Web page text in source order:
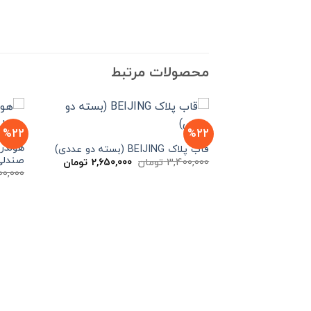
محصولات مرتبط
%22
قاب پلاک BEIJING (بسته دو عددی)
3,400,000 تومان قیمت
اصلی
2,650,000 تومان
2,650,000
%22